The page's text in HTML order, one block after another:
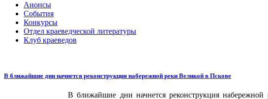
Анонсы
События
Конкурсы
Отдел краеведческой литературы
Клуб краеведов
В ближайшие дни начнется реконструкция набережной реки Великой в Пскове
В ближайшие дни начнется реконструкция